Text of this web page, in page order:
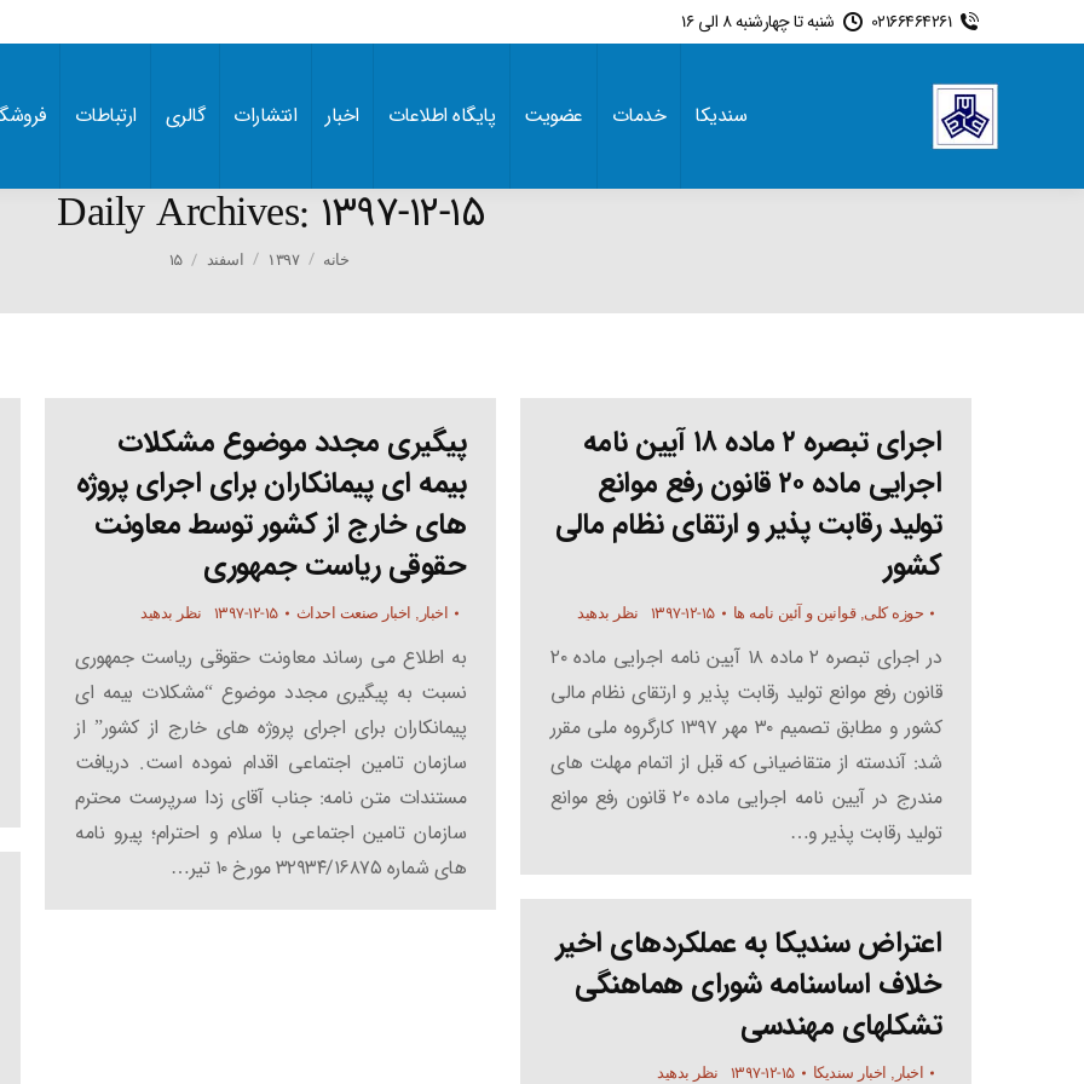
02166464261 شنبه تا چهارشنبه 8 الی 16
سندیکا خدمات عضویت پایگاه اطلاعات اخبار انتشارات گالری ارتباطات
Daily Archives: ۱۳۹۷-۱۲-۱۵
You are here:
خانه ۱۳۹۷ اسفند ۱۵
پیگیری مجدد موضوع مشکلات
بیمه ای پیمانکاران برای اجرای پروژه
های خارج از کشور توسط معاونت
حقوقی ریاست جمهوری
اخبار , اخبار صنعت احداث ۱۳۹۷-۱۲-۱۵ نظر بدهید
به اطلاع می رساند معاونت حقوقی ریاست جمهوری
نسبت به پیگیری مجدد موضوع “مشکلات بیمه ای
پیمانکاران برای اجرای پروژه های خارج از کشور” از
سازمان تامین اجتماعی اقدام نموده است. دریافت
مستندات متن نامه: جناب آقای زدا سرپرست محترم
سازمان تامین اجتماعی با سلام و احترام؛ پیرو نامه
های شماره ۳۲۹۳۴/۱۶۸۷۵ مورخ ۱۰ تیر…
اجرای تبصره ۲ ماده ۱۸ آیین نامه
اجرایی ماده ۲۰ قانون رفع موانع
تولید رقابت پذیر و ارتقای نظام مالی
کشور
حوزه کلی,قوانین و آئین نامه ها ۱۳۹۷-۱۲-۱۵ نظر بدهید
در اجرای تبصره ۲ ماده ۱۸ آیین نامه اجرایی ماده ۲۰
قانون رفع موانع تولید رقابت پذیر و ارتقای نظام مالی
کشور و مطابق تصمیم ۳۰ مهر ۱۳۹۷ کارگروه ملی مقرر
شد: آندسته از متقاضیانی که قبل از اتمام مهلت های
مندرج در آیین نامه اجرایی ماده ۲۰ قانون رفع موانع
تولید رقابت پذیر و…
اعتراض سندیکا به عملکردهای اخیر
خلاف اساسنامه شورای هماهنگی
تشکلهای مهندسی
اخبار , اخبار سندیکا ۱۳۹۷-۱۲-۱۵ نظر بدهید